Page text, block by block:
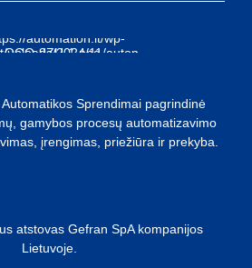
Sprendimai pagrindinė
gamybos procesų automatizavimo
įrengimas, priežiūra ir prekyba.
atstovas Gefran SpA kompanijos
Lietuvoje.